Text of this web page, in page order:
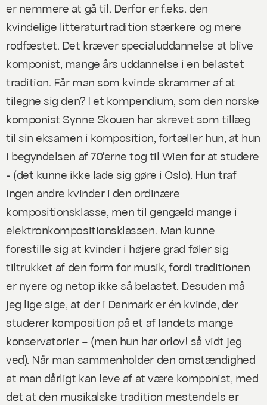
er nemmere at gå til. Derfor er f.eks. den
kvindelige litteraturtradition stærkere og mere
rodfæstet. Det kræver specialuddannelse at blive
komponist, mange års uddannelse i en belastet
tradition. Får man som kvinde skrammer af at
tilegne sig den? I et kompendium, som den norske
komponist Synne Skouen har skrevet som tillæg
til sin eksamen i komposition, fortæller hun, at hun
i begyndelsen af 70′erne tog til Wien for at studere
- (det kunne ikke lade sig gøre i Oslo). Hun traf
ingen andre kvinder i den ordinære
kompositionsklasse, men til gengæld mange i
elektronkompositionsklassen. Man kunne
forestille sig at kvinder i højere grad føler sig
tiltrukket af den form for musik, fordi traditionen
er nyere og netop ikke så belastet. Desuden må
jeg lige sige, at der i Danmark er én kvinde, der
studerer komposition på et af landets mange
konservatorier – (men hun har orlov! så vidt jeg
ved). Når man sammenholder den omstændighed
at man dårligt kan leve af at være komponist, med
det at den musikalske tradition mestendels er